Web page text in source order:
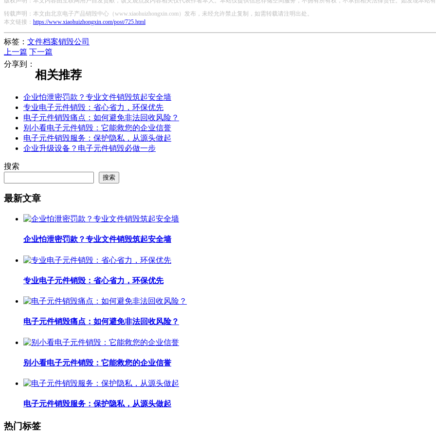
转载声明：本文由北京电子产品销毁中心（www.xiaohuizhongxin.com）发布，未经允许禁止复制，如需转载请注明出处。
本文链接： https://www.xiaohuizhongxin.com/post/725.html
标签： 文件档案销毁公司
上一篇 下一篇
分享到：
相关推荐
企业怕泄密罚款？专业文件销毁筑起安全墙
专业电子元件销毁：省心省力，环保优先
电子元件销毁痛点：如何避免非法回收风险？
别小看电子元件销毁：它能救您的企业信誉
电子元件销毁服务：保护隐私，从源头做起
企业升级设备？电子元件销毁必做一步
搜索
搜索
最新文章
企业怕泄密罚款？专业文件销毁筑起安全墙
专业电子元件销毁：省心省力，环保优先
电子元件销毁痛点：如何避免非法回收风险？
别小看电子元件销毁：它能救您的企业信誉
电子元件销毁服务：保护隐私，从源头做起
热门标签